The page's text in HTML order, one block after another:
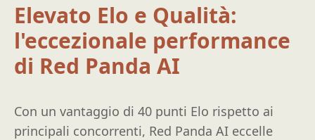
Elevato Elo e Qualità:
l'eccezionale performance
di Red Panda AI
Con un vantaggio di 40 punti Elo rispetto ai
principali concorrenti, Red Panda AI eccelle